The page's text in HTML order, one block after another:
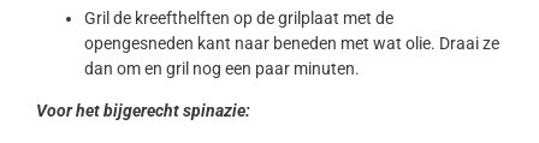
Gril de kreefthelften op de grilplaat met de
opengesneden kant naar beneden met wat olie. Draai ze
dan om en gril nog een paar minuten.
Voor het bijgerecht spinazie: